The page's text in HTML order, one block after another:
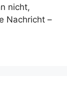
nicht,
Nachricht –